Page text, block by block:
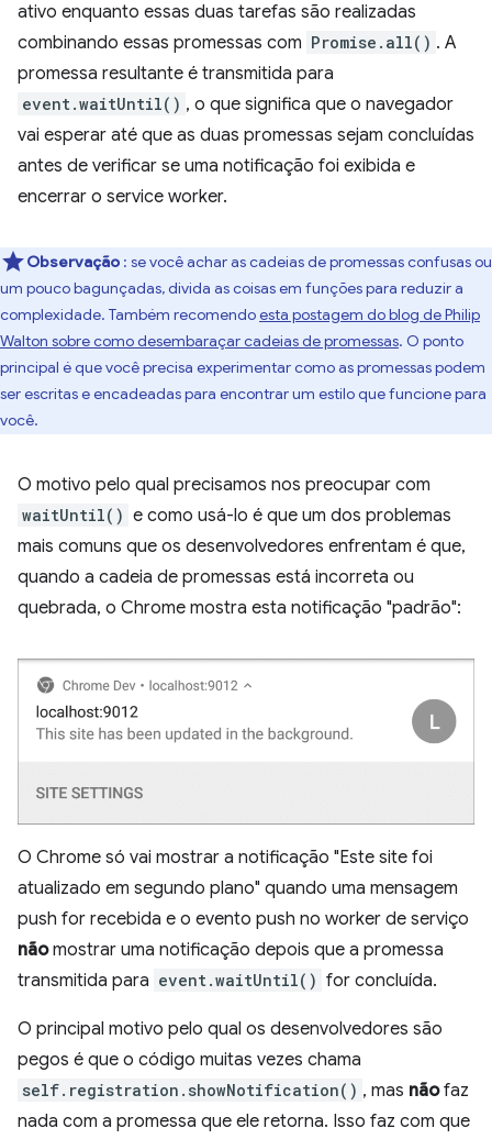
ativo enquanto essas duas tarefas são realizadas
combinando essas promessas com Promise.all() . A
promessa resultante é transmitida para
event.waitUntil() , o que significa que o navegador
vai esperar até que as duas promessas sejam concluídas
antes de verificar se uma notificação foi exibida e
encerrar o service worker.
Observação : se você achar as cadeias de promessas confusas ou
um pouco bagunçadas, divida as coisas em funções para reduzir a
complexidade. Também recomendoesta postagem do blog de Philip
Walton sobre como desembaraçar cadeias de promessas. O ponto
principal é que você precisa experimentar como as promessas podem
ser escritas e encadeadas para encontrar um estilo que funcione para
você.
O motivo pelo qual precisamos nos preocupar com
waitUntil() e como usá-lo é que um dos problemas
mais comuns que os desenvolvedores enfrentam é que,
quando a cadeia de promessas está incorreta ou
quebrada, o Chrome mostra esta notificação "padrão":
O Chrome só vai mostrar a notificação "Este site foi
atualizado em segundo plano" quando uma mensagem
push for recebida e o evento push no worker de serviço
nãomostrar uma notificação depois que a promessa
transmitida para event.waitUntil() for concluída.
O principal motivo pelo qual os desenvolvedores são
pegos é que o código muitas vezes chama
self.registration.showNotification() , mas nãofaz
nada com a promessa que ele retorna. Isso faz com que